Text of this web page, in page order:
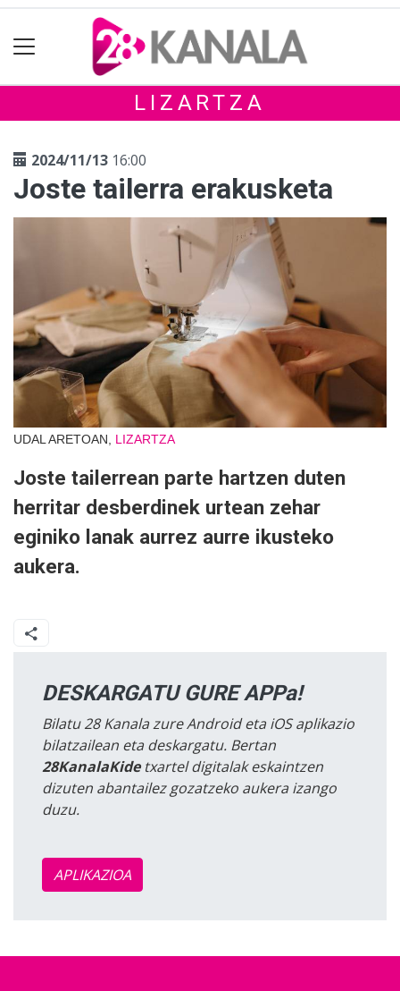
LIZARTZA
2024/11/13 16:00
Joste tailerra erakusketa
UDAL ARETOAN, LIZARTZA
Joste tailerrean parte hartzen duten
herritar desberdinek urtean zehar
eginiko lanak aurrez aurre ikusteko
aukera.
DESKARGATU GURE APPa!
Bilatu 28 Kanala zure Android eta iOS aplikazio
bilatzailean eta deskargatu. Bertan
28KanalaKidetxartel digitalak eskaintzen
dizuten abantailez gozatzeko aukera izango
duzu.
APLIKAZIOA